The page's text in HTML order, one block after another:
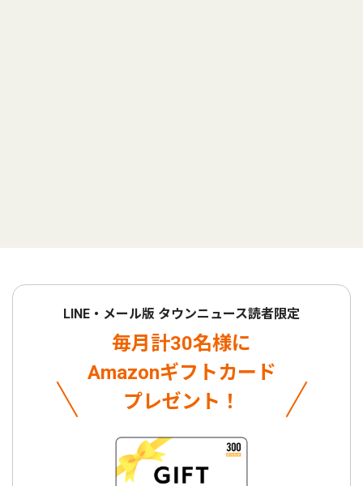
LINE・メール版 タウンニュース読者限定
毎月計30名様に
Amazonギフトカード
プレゼント！